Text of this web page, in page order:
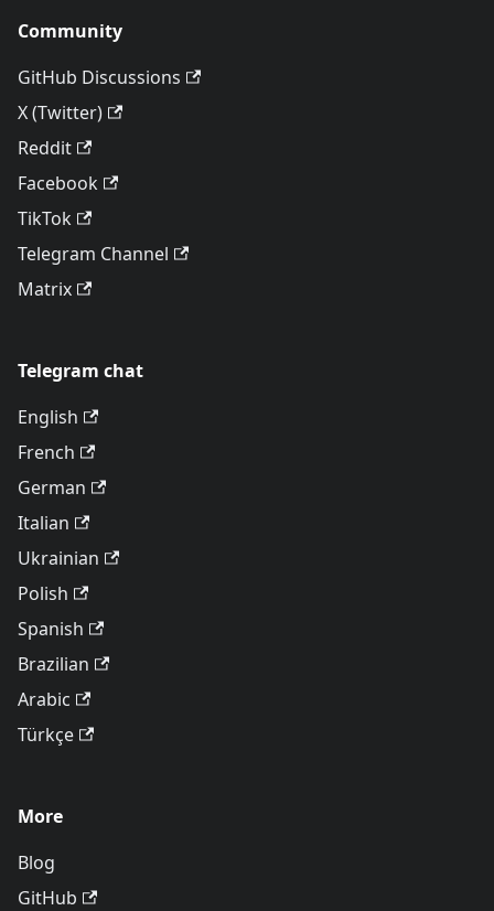
Community
GitHub Discussions
X (Twitter)
Reddit
Facebook
TikTok
Telegram Channel
Matrix
Telegram chat
English
French
German
Italian
Ukrainian
Polish
Spanish
Brazilian
Arabic
Türkçe
More
Blog
GitHub